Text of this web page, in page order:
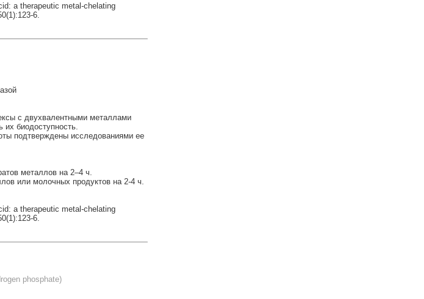
a therapeutic metal-chelating
6.
с двухвалентными металлами
их биодоступность.
подтверждены исследованиями ее
металлов на 2–4 ч.
или молочных продуктов на 2-4 ч.
a therapeutic metal-chelating
6.
phosphate)